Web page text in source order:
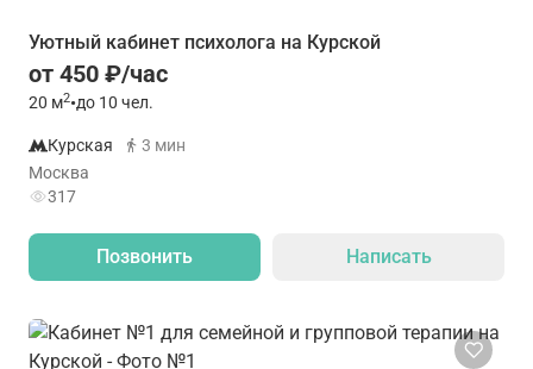
Уютный кабинет психолога на Курской
от 450 ₽/час
20 м2•до 10 чел.
Курская
3 мин
Москва
317
Позвонить Написать